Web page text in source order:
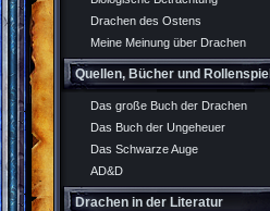
Drachen des Ostens
Meine Meinung über Drachen
Quellen, Bücher und Rollenspiel
Das große Buch der Drachen
Das Buch der Ungeheuer
Das Schwarze Auge
AD&D
Drachen in der Literatur